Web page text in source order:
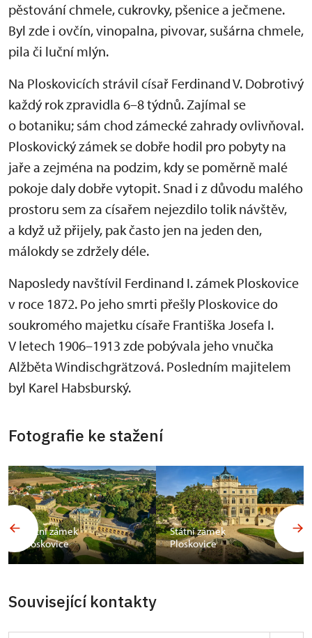
pěstování chmele, cukrovky, pšenice a ječmene.
Byl zde i ovčín, vinopalna, pivovar, sušárna chmele,
pila či luční mlýn.
Na Ploskovicích strávil císař Ferdinand V. Dobrotivý
každý rok zpravidla 6–8 týdnů. Zajímal se
o botaniku; sám chod zámecké zahrady ovlivňoval.
Ploskovický zámek se dobře hodil pro pobyty na
jaře a zejména na podzim, kdy se poměrně malé
pokoje daly dobře vytopit. Snad i z důvodu malého
prostoru sem za císařem nejezdilo tolik návštěv,
a když už přijely, pak často jen na jeden den,
málokdy se zdržely déle.
Naposledy navštívil Ferdinand I. zámek Ploskovice
v roce 1872. Po jeho smrti přešly Ploskovice do
soukromého majetku císaře Františka Josefa I.
V letech 1906–1913 zde pobývala jeho vnučka
Alžběta Windischgrätzová. Posledním majitelem
byl Karel Habsburský.
Fotografie ke stažení
Státní zámek
Ploskovice
Státní zámek
Ploskovice
Související kontakty